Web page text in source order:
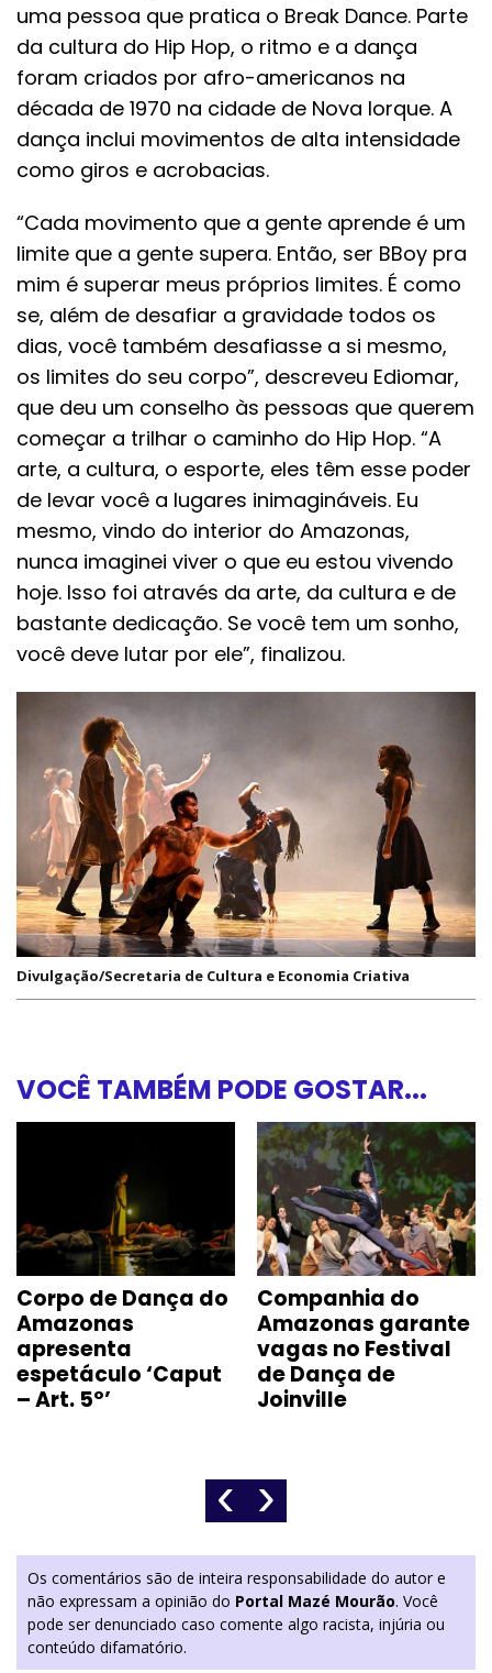
uma pessoa que pratica o Break Dance. Parte
da cultura do Hip Hop, o ritmo e a dança
foram criados por afro-americanos na
década de 1970 na cidade de Nova Iorque. A
dança inclui movimentos de alta intensidade
como giros e acrobacias.
“Cada movimento que a gente aprende é um
limite que a gente supera. Então, ser BBoy pra
mim é superar meus próprios limites. É como
se, além de desafiar a gravidade todos os
dias, você também desafiasse a si mesmo,
os limites do seu corpo”, descreveu Ediomar,
que deu um conselho às pessoas que querem
começar a trilhar o caminho do Hip Hop. “A
arte, a cultura, o esporte, eles têm esse poder
de levar você a lugares inimagináveis. Eu
mesmo, vindo do interior do Amazonas,
nunca imaginei viver o que eu estou vivendo
hoje. Isso foi através da arte, da cultura e de
bastante dedicação. Se você tem um sonho,
você deve lutar por ele”, finalizou.
Divulgação/Secretaria de Cultura e Economia Criativa
VOCÊ TAMBÉM PODE GOSTAR...
Corpo de Dança do
Amazonas
apresenta
espetáculo ‘Caput
– Art. 5º’
Companhia do
Amazonas garante
vagas no Festival
de Dança de
Joinville
‹ ›
Os comentários são de inteira responsabilidade do autor e
não expressam a opinião do Portal Mazé Mourão. Você
pode ser denunciado caso comente algo racista, injúria ou
conteúdo difamatório.